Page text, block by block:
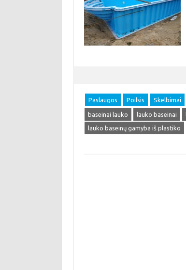
Paslaugos Poilsis Skelbimai
baseinai lauko lauko baseinai
lauko baseinų gamyba iš plastiko